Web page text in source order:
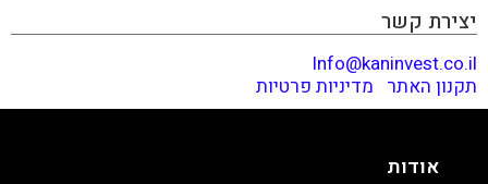
יצירת קשר
Info@kaninvest.co.il
תקנון האתר מדיניות פרטיות
אודות